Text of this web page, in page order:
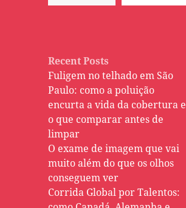
Recent Posts
Fuligem no telhado em São
Paulo: como a poluição
encurta a vida da cobertura e
o que comparar antes de
limpar
O exame de imagem que vai
muito além do que os olhos
conseguem ver
Corrida Global por Talentos: